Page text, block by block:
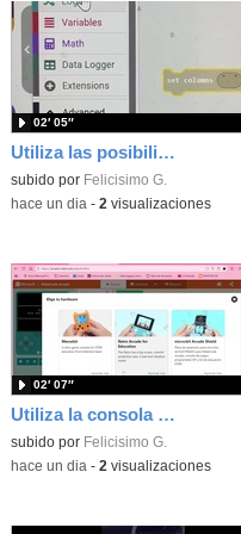
Utiliza las posibilidades de tu microbit programando com MakeCode para medir temperatura y nivel de luz con Datalogger
Contenido educativo.
subido por Felicisimo G.
02′ 05″
-hace un dia - 2 visualizaciones
Utiliza la consola Mewbit de Kittenbot para llevar tus juegos arcade de MakeCode a tu mano
Contenido educativo.
subido por Felicisimo G.
02′ 07″
-hace un dia - 2 visualizaciones